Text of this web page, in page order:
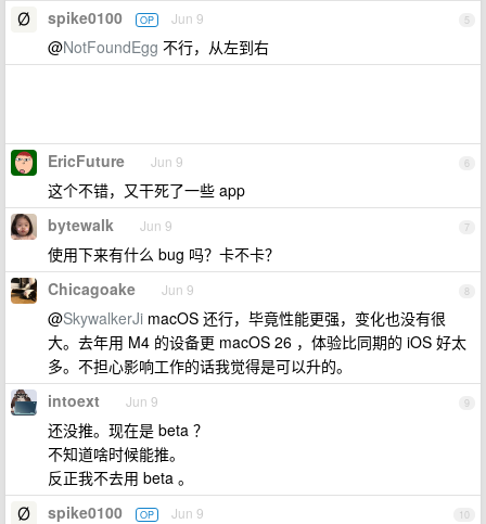
5
spike0100 OP Jun 9
@NotFoundEgg 不行，从左到右
6
EricFuture Jun 9
这个不错，又干死了一些 app
7
bytewalk Jun 9
使用下来有什么 bug 吗？卡不卡？
8
Chicagoake Jun 9
@SkywalkerJi macOS 还行，毕竟性能更强，变化也没有很
大。去年用 M4 的设备更 macOS 26 ，体验比同期的 iOS 好太
多。不担心影响工作的话我觉得是可以升的。
9
intoext Jun 9
还没推。现在是 beta ？
不知道啥时候能推。
反正我不去用 beta 。
10
spike0100 OP Jun 9